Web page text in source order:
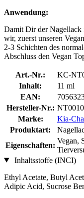
Anwendung:
Damit Dir der Nagellack
wir, zuerst unseren
2-3 Schichten des
Abschluss den Vegan
Art.-Nr.:
KC-
Inhalt:
11 ml
EAN:
Hersteller-Nr.:
Marke:
Kia-
Produktart:
Eigenschaften:
Vegan,
Inhaltsstoffe (INCI)
Ethyl Acetate, Butyl
Adipic Acid, Sucrose